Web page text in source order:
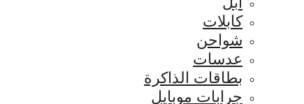
كابلات
شواحن
عدسات
بطاقات الذاكرة
جرابات موبايل